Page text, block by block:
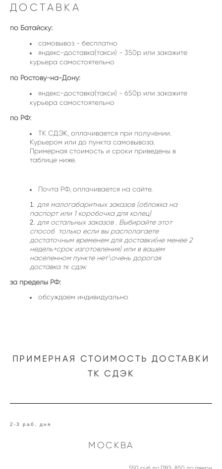
ДОСТАВКА
по Батайску:
самовывоз - бесплатно
яндекс-доставка(такси) - 350р или закажите
курьера самостоятельно
по Ростову-на-Дону:
яндекс-доставка(такси) - 650р или закажите
курьера самостоятельно
по РФ:
ТК СДЭК, оплачивается при получении.
Курьером или до пункта самовывоза.
Примерная стоимость и сроки приведены в
таблице ниже.
Почта РФ, оплачивается на сайте.
для малогабаритных заказов (обложка на
паспорт или 1 коробочка для колец)
для остальных заказов . Выбирайте этот
способ только если вы располагаете
достаточным временем для доставки(не менее 2
недель+срок изготовления) или в вашем
населенном пункте нет\очень дорогая
доставка тк сдэк
за пределы РФ:
обсуждаем индивидуально
ПРИМЕРНАЯ СТОИМОСТЬ ДОСТАВКИ
ТК СДЭК
2-3 раб. дня
МОСКВА